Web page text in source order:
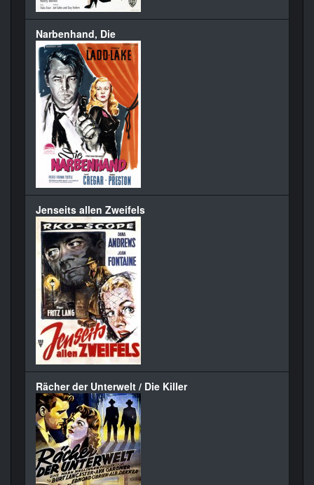
Narbenhand, Die
Jenseits allen Zweifels
Rächer der Unterwelt / Die Killer